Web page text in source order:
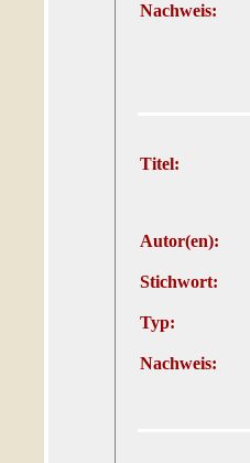
Nachweis:
Titel:
Autor(en):
Stichwort:
Typ:
Nachweis: